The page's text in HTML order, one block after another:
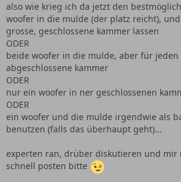
also wie krieg ich da jetzt den
woofer in die mulde (der platz reicht),
grosse, geschlossene kammer lassen
ODER
beide woofer in die mulde, aber für jeden
abgeschlossene kammer
ODER
nur ein woofer in ner geschlossenen
ODER
ein woofer und die mulde irgendwie als
benutzen (falls das überhaupt geht)...
experten ran, drüber diskutieren und mir
schnell posten bitte